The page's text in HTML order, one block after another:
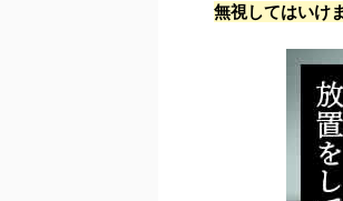
無視してはいけ